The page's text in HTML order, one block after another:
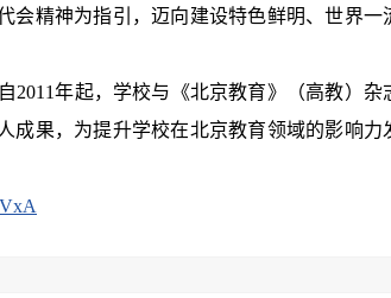
会精神为指引，迈向建设特色鲜明、世界一
2011年起，学校与《北京教育》（高教）杂
成果，为提升学校在北京教育领域的影响力